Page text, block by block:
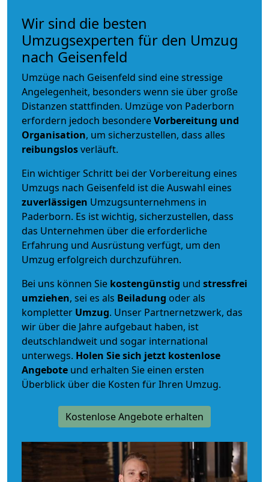
Wir sind die besten
Umzugsexperten für den Umzug
nach Geisenfeld
Umzüge nach Geisenfeld sind eine stressige
Angelegenheit, besonders wenn sie über große
Distanzen stattfinden. Umzüge von Paderborn
erfordern jedoch besondereVorbereitung und
Organisation, um sicherzustellen, dass alles
reibungslosverläuft.
Ein wichtiger Schritt bei der Vorbereitung eines
Umzugs nach Geisenfeld ist die Auswahl eines
zuverlässigen Umzugsunternehmens in
Paderborn. Es ist wichtig, sicherzustellen, dass
das Unternehmen über die erforderliche
Erfahrung und Ausrüstung verfügt, um den
Umzug erfolgreich durchzuführen.
Bei uns können Sie kostengünstig und stressfrei
umziehen, sei es als Beiladung oder als
kompletter Umzug. Unser Partnernetzwerk, das
wir über die Jahre aufgebaut haben, ist
deutschlandweit und sogar international
unterwegs. Holen Sie sich jetzt kostenlose
Angebote und erhalten Sie einen ersten
Überblick über die Kosten für Ihren Umzug.
Kostenlose Angebote erhalten